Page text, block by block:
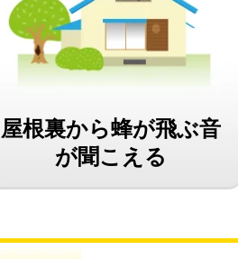
屋根裏から蜂が飛ぶ音
が聞こえる